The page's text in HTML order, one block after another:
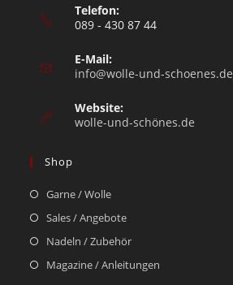
Telefon:
089 - 430 87 44
E-Mail:
info@wolle-und-schoenes.de
Website:
wolle-und-schönes.de
Shop
Garne / Wolle
Sales / Angebote
Nadeln / Zubehör
Magazine / Anleitungen